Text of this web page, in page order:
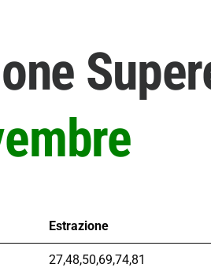
Estrazione
27,48,50,69,74,81